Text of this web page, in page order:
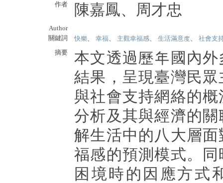
作者 陳嘉鳳、周才忠
Author
關鍵詞
快樂、 幸福、 主觀幸福感、 生活滿意度、 社會支
摘要
本文透過歷年國內
結果，呈現臺灣民
與社會支持網絡的
分析及其與經濟的
解生活中的八大層
福感的預測模式。
困境時的因應方式